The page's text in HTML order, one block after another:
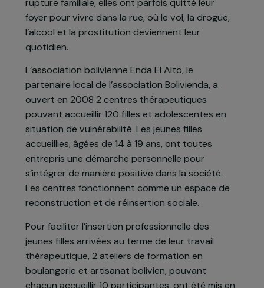
issues de familles vivant dans une grande
précarité. Victimes de violences physiques,
sexuelles et psychologiques, ces adolescentes
détresse. En situation d’échec scolaire et de
rupture familiale, elles ont parfois quitté leur
foyer pour vivre dans la rue, où le vol, la drogue,
l’alcool et la prostitution deviennent leur
quotidien.
L’association bolivienne Enda El Alto, le
partenaire local de l’association Bolivienda, a
ouvert en 2008 2 centres thérapeutiques
situation de vulnérabilité. Les jeunes filles
accueillies, âgées de 14 à 19 ans, ont toutes
entrepris une démarche personnelle pour
s’intégrer de manière positive dans la société.
Tout accepter